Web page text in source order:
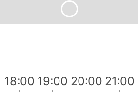
18:00 19:00 20:00 21:00